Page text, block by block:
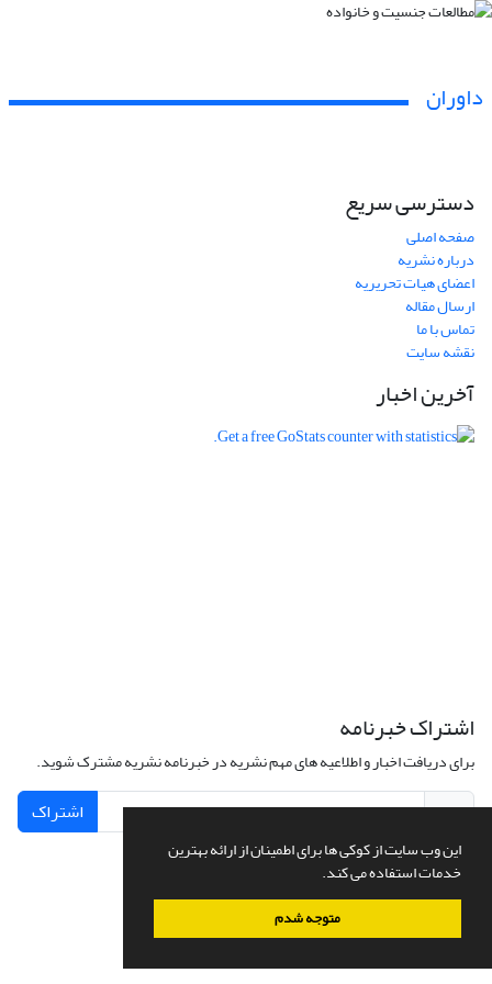
این وب سایت از کوکی ها برای اطمینان از ارائه بهترین
خدمات استفاده می کند.
متوجه شدم
داوران
دسترسی سریع
صفحه اصلی
درباره نشریه
اعضای هیات تحریریه
ارسال مقاله
تماس با ما
نقشه سایت
آخرین اخبار
اشتراک خبرنامه
برای دریافت اخبار و اطلاعیه های مهم نشریه در خبرنامه نشریه مشترک شوید.
اشتراک
سامانه مدیریت نشریات علمی.طراحی و پیاده سازی ازسیناوب